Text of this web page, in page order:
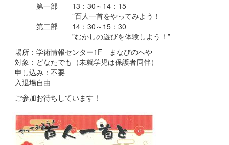
第一部 13：30～14：15
”百人一首をやってみよう！
第二部 14：30～15：30
”むかしの遊びを体験しよう！”
場所：学術情報センター1F まなびのへや
対象：どなたでも（未就学児は保護者同伴）
申し込み：不要
入退場自由
ご参加お待ちしています！